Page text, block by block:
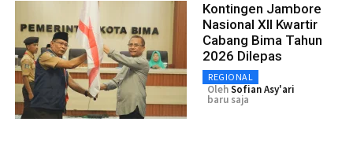
Kontingen Jambore
Nasional XII Kwartir
Cabang Bima Tahun
2026 Dilepas
REGIONAL
OlehSofian Asy'ari
baru saja